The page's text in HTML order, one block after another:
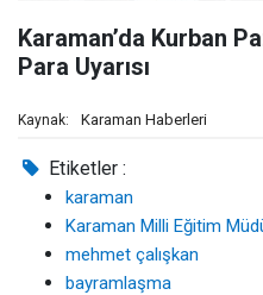
Karaman’da Kurban
Para Uyarısı
Kaynak: Karaman Haberleri
Etiketler :
karaman
Karaman Milli Eğitim
mehmet çalışkan
bayramlaşma